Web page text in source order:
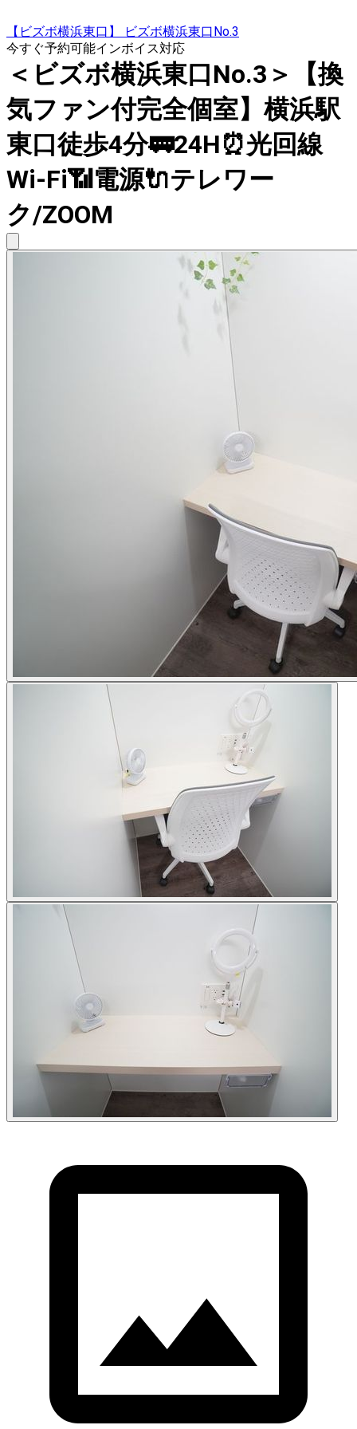
【ビズボ横浜東口】 ビズボ横浜東口No.3
今すぐ予約可能インボイス対応
＜ビズボ横浜東口No.3＞【換
気ファン付完全個室】横浜駅
東口徒歩4分🚃24H⏰光回線
Wi-Fi📶電源🔌テレワー
ク/ZOOM